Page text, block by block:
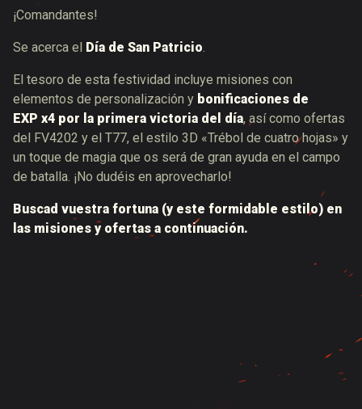
¡Comandantes!
Se acerca el Día de San Patricio.
El tesoro de esta festividad incluye misiones con
elementos de personalización y bonificaciones de
EXP x4 por la primera victoria del día, así como ofertas
del FV4202 y el T77, el estilo 3D «Trébol de cuatro hojas» y
un toque de magia que os será de gran ayuda en el campo
de batalla. ¡No dudéis en aprovecharlo!
Buscad vuestra fortuna (y este formidable estilo) en
las misiones y ofertas a continuación.